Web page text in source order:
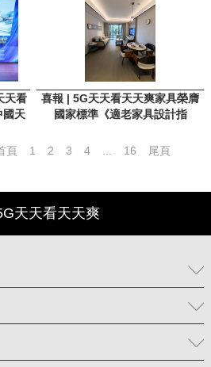
天看
國天
喜報 | 5G天天看天天爽家具榮膺
國家標準《適老家具設計指
頁 1 2 3 4 16 尾頁
天天看天天爽